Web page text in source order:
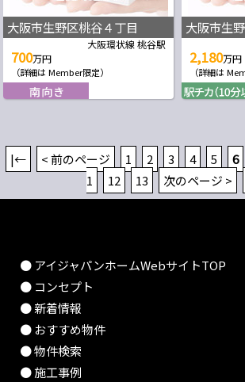
大阪市生野区桃谷４丁目
大阪環状線 桃谷駅
700万円
（詳細は Member限定）
大阪市生
2,180万円
（詳細は
|←
< 前のページ 1 2 3 4 5 6
1
12 13 次のページ >
● アイジャパンホームWebサイトTOP
● コンセプト
● 新着情報
● おすすめ物件
● 物件検索
● 施工事例